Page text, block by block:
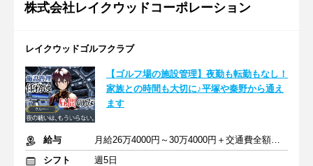
株式会社レイクウッドコーポレーション
レイクウッドゴルフクラブ
【ゴルフ場の施設管理】夜勤も転勤もなし！
家族との時間も大切に♪平塚や秦野から通え
ます
給与
月給26万4000円～30万4000円＋交通費全額支給＋賞与年2回
シフト
週5日